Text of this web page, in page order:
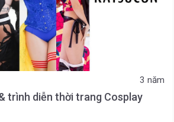
3 năm
trình diễn thời trang Cosplay